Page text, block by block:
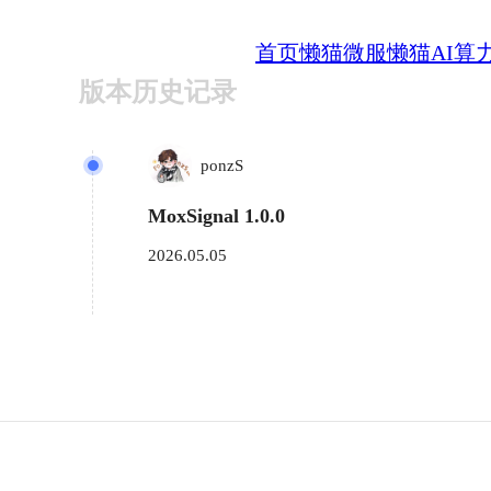
首页懒猫微服懒猫AI算
版本历史记录
ponzS
MoxSignal 1.0.0
2026.05.05